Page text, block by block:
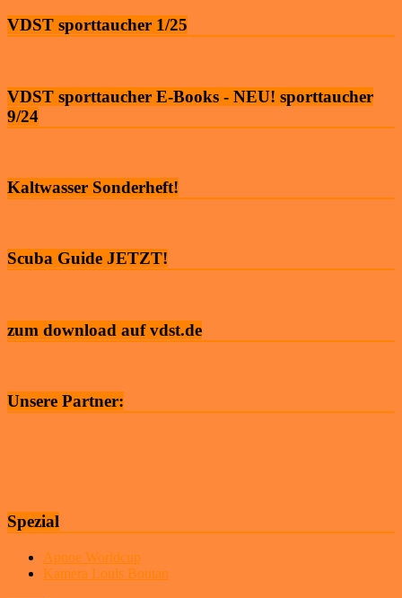
VDST sporttaucher 1/25
VDST sporttaucher E-Books - NEU! sporttaucher
9/24
Kaltwasser Sonderheft!
Scuba Guide JETZT!
zum download auf vdst.de
Unsere Partner:
Spezial
Apnoe Worldcup
Kamera Louis Boutan